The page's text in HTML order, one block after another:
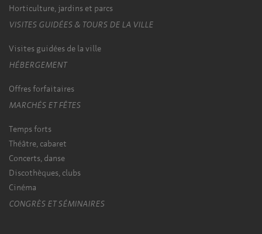
Horticulture, jardins et parcs
VISITES GUIDÉES & TOURS DE LA VILLE
Visites guidées de la ville
HÉBERGEMENT
Offres forfaitaires
MARCHÉS ET FÊTES
Temps forts
Théâtre, cabaret
Concerts, danse
Discothèques, clubs
Cinéma
CONGRÈS ET SÉMINAIRES